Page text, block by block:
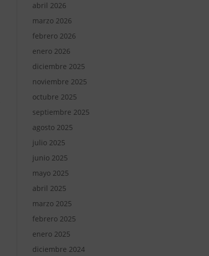
abril 2026
marzo 2026
febrero 2026
enero 2026
diciembre 2025
noviembre 2025
octubre 2025
septiembre 2025
agosto 2025
julio 2025
junio 2025
mayo 2025
abril 2025
marzo 2025
febrero 2025
enero 2025
diciembre 2024